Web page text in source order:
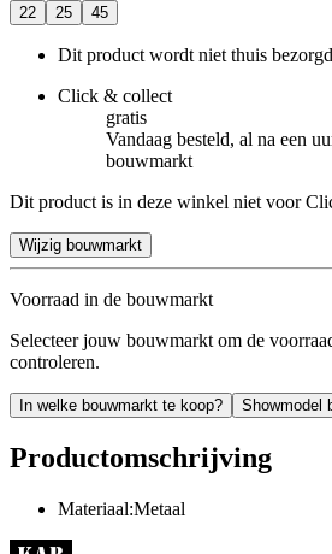
22 25 45
Dit product wordt niet thuis bezorgd
Click & collect
gratis
Vandaag besteld, al na een
bouwmarkt
Dit product is in deze winkel niet voor
Wijzig bouwmarkt
Voorraad in de bouwmarkt
Selecteer jouw bouwmarkt om de
controleren.
In welke bouwmarkt te koop? Showmodel
Productomschrijving
Materiaal:Metaal